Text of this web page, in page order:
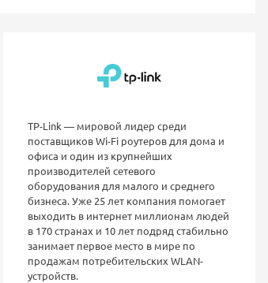
TP-Link — мировой лидер среди
поставщиков Wi-Fi роутеров для дома и
офиса и один из крупнейших
производителей сетевого
оборудования для малого и среднего
бизнеса. Уже 25 лет компания помогает
выходить в интернет миллионам людей
в 170 странах и 10 лет подряд стабильно
занимает первое место в мире по
продажам потребительских WLAN-
устройств.